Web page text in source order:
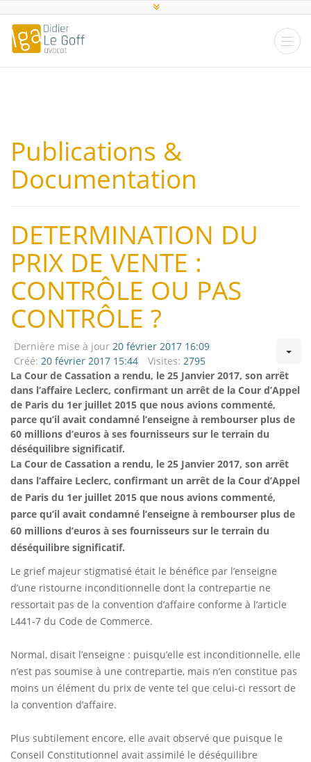
Publications &
Documentation
DETERMINATION DU
PRIX DE VENTE :
CONTRÔLE OU PAS
CONTRÔLE ?
Dernière mise à jour 20 février 2017 16:09
Créé: 20 février 2017 15:44 Visites: 2795
La Cour de Cassation a rendu, le 25 Janvier 2017, son arrêt
dans l’affaire Leclerc, confirmant un arrêt de la Cour d’Appel
de Paris du 1er juillet 2015 que nous avions commenté,
parce qu’il avait condamné l’enseigne à rembourser plus de
60 millions d’euros à ses fournisseurs sur le terrain du
déséquilibre significatif.
La Cour de Cassation a rendu, le 25 Janvier 2017, son arrêt
dans l’affaire Leclerc, confirmant un arrêt de la Cour d’Appel
de Paris du 1er juillet 2015 que nous avions commenté,
parce qu’il avait condamné l’enseigne à rembourser plus de
60 millions d’euros à ses fournisseurs sur le terrain du
déséquilibre significatif.
Le grief majeur stigmatisé était le bénéfice par l’enseigne
d’une ristourne inconditionnelle dont la contrepartie ne
ressortait pas de la convention d’affaire conforme à l’article
L441-7 du Code de Commerce.
Normal, disait l’enseigne : puisqu’elle est inconditionnelle, elle
n’est pas soumise à une contrepartie, mais n’en constitue pas
moins un élément du prix de vente tel que celui-ci ressort de
la convention d’affaire.
Plus subtilement encore, elle avait observé que puisque le
Conseil Constitutionnel avait assimilé le déséquilibre